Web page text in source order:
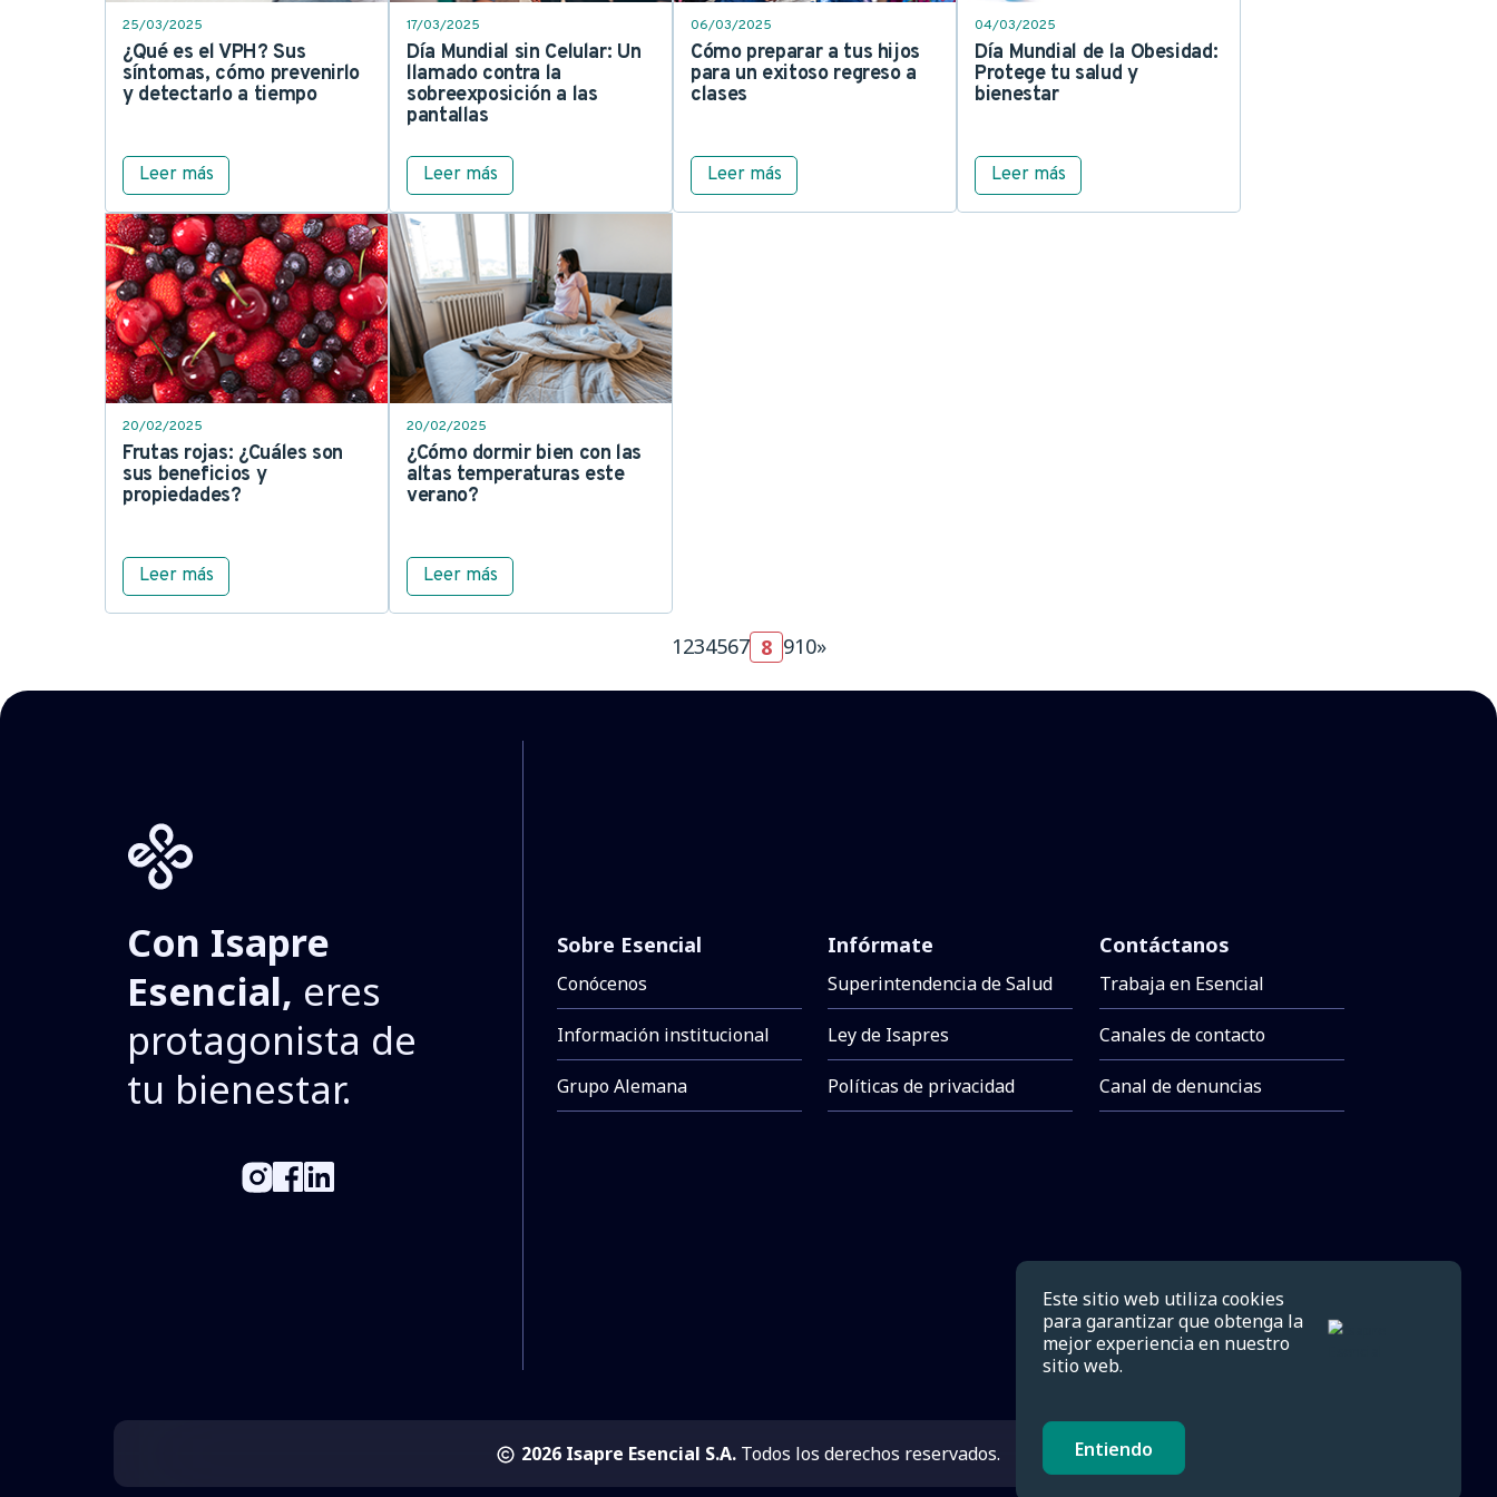
25/03/2025
¿Qué es el VPH? Sus
síntomas, cómo prevenirlo
y detectarlo a tiempo
Leer más
17/03/2025
Día Mundial sin Celular: Un
llamado contra la
sobreexposición a las
pantallas
Leer más
06/03/2025
Cómo preparar a tus hijos
para un exitoso regreso a
clases
Leer más
04/03/2025
Día Mundial de la Obesidad:
Protege tu salud y
bienestar
Leer más
20/02/2025
Frutas rojas: ¿Cuáles son
sus beneficios y
propiedades?
Leer más
20/02/2025
¿Cómo dormir bien con las
altas temperaturas este
verano?
Leer más
1234567 8(current)
910»
Con Isapre
Esencial, eres
protagonista de
tu bienestar.
Sobre Esencial
Conócenos
Información institucional
Grupo Alemana
Infórmate
Superintendencia de Salud
Ley de Isapres
Políticas de privacidad
Contáctanos
Trabaja en Esencial
Canales de contacto
Canal de denuncias
2026 Isapre Esencial S.A. Todos los derechos reservados.
Este sitio web utiliza cookies
para garantizar que obtenga la
mejor experiencia en nuestro
sitio web.
Entiendo